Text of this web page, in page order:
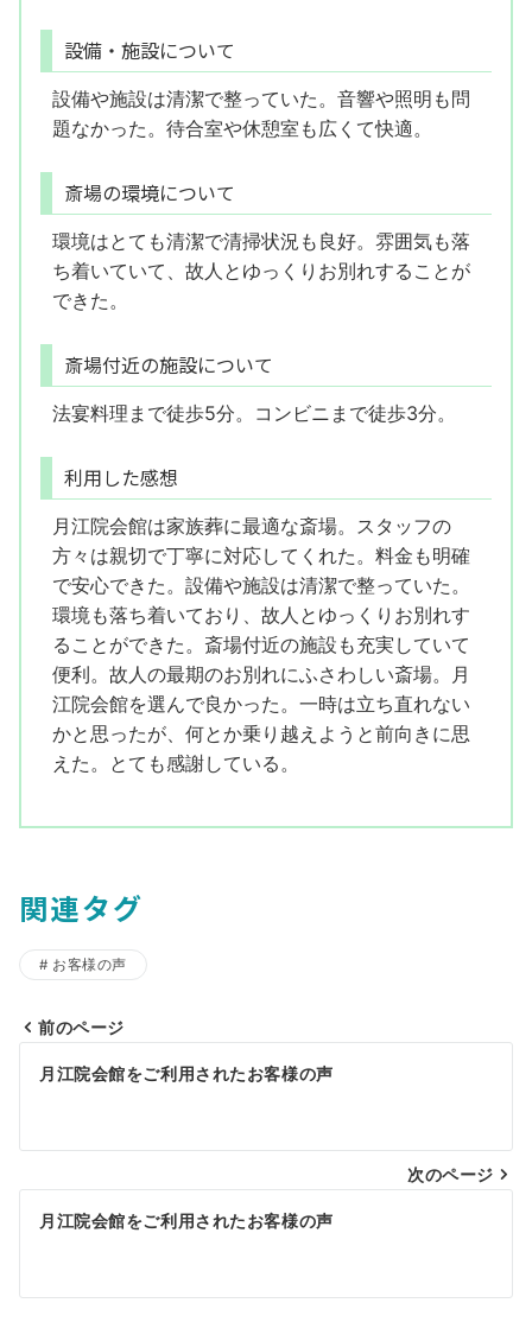
設備・施設について
設備や施設は清潔で整っていた。音響や照明も問
題なかった。待合室や休憩室も広くて快適。
斎場の環境について
環境はとても清潔で清掃状況も良好。雰囲気も落
ち着いていて、故人とゆっくりお別れすることが
できた。
斎場付近の施設について
法宴料理まで徒歩5分。コンビニまで徒歩3分。
利用した感想
月江院会館は家族葬に最適な斎場。スタッフの
方々は親切で丁寧に対応してくれた。料金も明確
で安心できた。設備や施設は清潔で整っていた。
環境も落ち着いており、故人とゆっくりお別れす
ることができた。斎場付近の施設も充実していて
便利。故人の最期のお別れにふさわしい斎場。月
江院会館を選んで良かった。一時は立ち直れない
かと思ったが、何とか乗り越えようと前向きに思
えた。とても感謝している。
関連タグ
お客様の声
ナ
ビ
ゲ
シ
前のページ
月江院会館をご利用されたお客様の声
次のページ
月江院会館をご利用されたお客様の声